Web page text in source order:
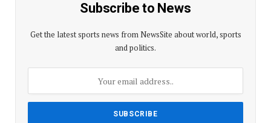
Subscribe to News
Get the latest sports news from NewsSite about world, sports
and politics.